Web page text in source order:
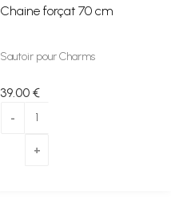
Chaine forçat 70 cm
Sautoir pour Charms
39.00 €